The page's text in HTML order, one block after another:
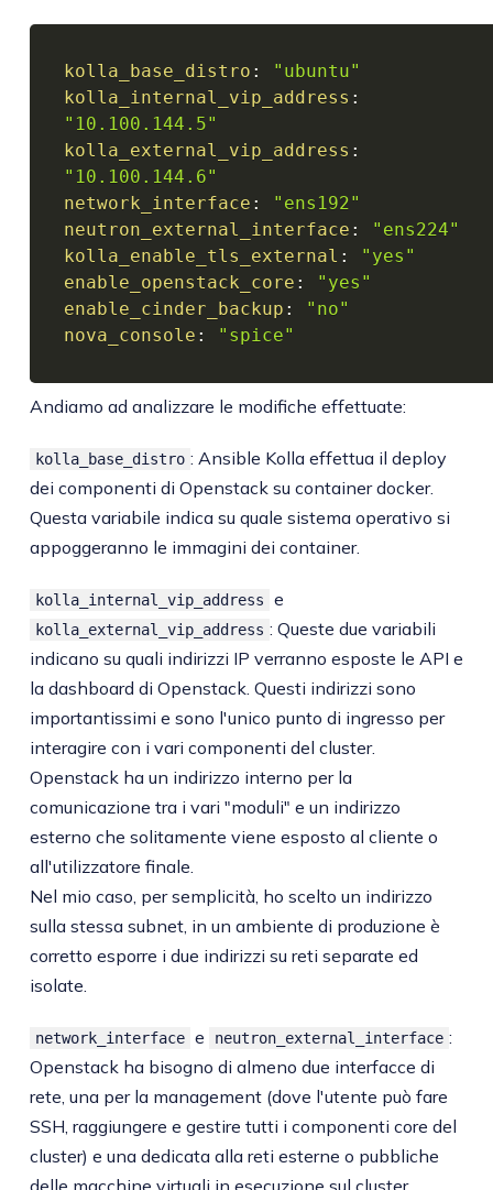
kolla_base_distro :
"ubuntu"
kolla_internal_vip_address :
"10.100.144.5"
kolla_external_vip_address :
"10.100.144.6"
network_interface :
"ens192"
neutron_external_interface :
"ens224"
kolla_enable_tls_external :
"yes"
enable_openstack_core :
"yes"
enable_cinder_backup :
"no"
nova_console : "spice"
Andiamo ad analizzare le modifiche effettuate:
kolla_base_distro : Ansible Kolla effettua il deploy
dei componenti di Openstack su container docker.
Questa variabile indica su quale sistema operativo si
appoggeranno le immagini dei container.
kolla_internal_vip_address e
kolla_external_vip_address : Queste due variabili
indicano su quali indirizzi IP verranno esposte le API e
la dashboard di Openstack. Questi indirizzi sono
importantissimi e sono l'unico punto di ingresso per
interagire con i vari componenti del cluster.
Openstack ha un indirizzo interno per la
comunicazione tra i vari "moduli" e un indirizzo
esterno che solitamente viene esposto al cliente o
all'utilizzatore finale.
Nel mio caso, per semplicità, ho scelto un indirizzo
sulla stessa subnet, in un ambiente di produzione è
corretto esporre i due indirizzi su reti separate ed
isolate.
network_interface e neutron_external_interface :
Openstack ha bisogno di almeno due interfacce di
rete, una per la management (dove l'utente può fare
SSH, raggiungere e gestire tutti i componenti core del
cluster) e una dedicata alla reti esterne o pubbliche
delle macchine virtuali in esecuzione sul cluster.